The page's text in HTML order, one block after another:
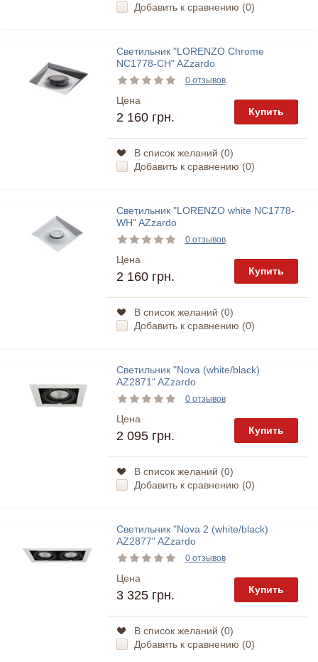
Добавить к сравнению (0)
Светильник "LORENZO Chrome
NC1778-CH" AZzardo
0 отзывов
Цена
2 160 грн. Купить
В список желаний (0)
Добавить к сравнению (0)
Светильник "LORENZO white NC1778-
WH" AZzardo
0 отзывов
Цена
2 160 грн. Купить
В список желаний (0)
Добавить к сравнению (0)
Светильник "Nova (white/black)
AZ2871" AZzardo
0 отзывов
Цена
2 095 грн. Купить
В список желаний (0)
Добавить к сравнению (0)
Светильник "Nova 2 (white/black)
AZ2877" AZzardo
0 отзывов
Цена
3 325 грн. Купить
В список желаний (0)
Добавить к сравнению (0)